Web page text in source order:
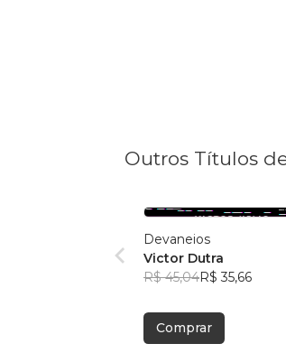
Outros Títulos
Devaneios
Victor Dutra
R$ 45,04R$ 35,66
Comprar